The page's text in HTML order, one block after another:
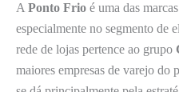
A Ponto Frio é uma das
especialmente no segmento de
rede de lojas pertence ao grupo
maiores empresas de varejo do